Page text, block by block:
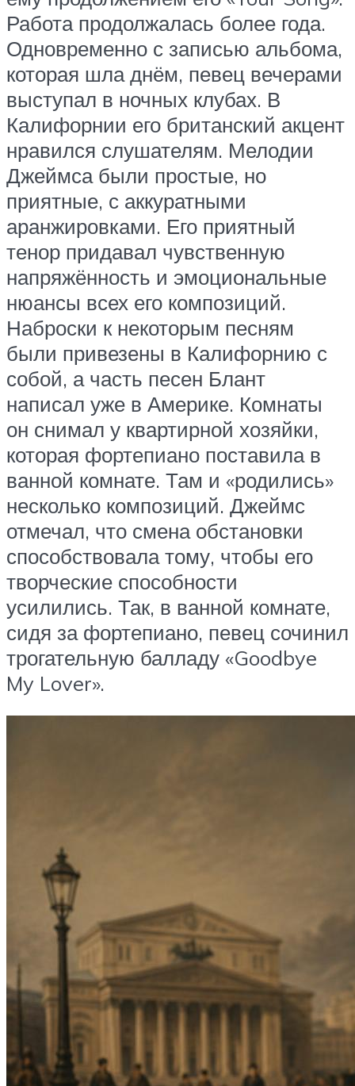
Работа продолжалась более года.
Одновременно с записью альбома,
которая шла днём, певец вечерами
выступал в ночных клубах. В
Калифорнии его британский акцент
нравился слушателям. Мелодии
Джеймса были простые, но
приятные, с аккуратными
аранжировками. Его приятный
тенор придавал чувственную
напряжённость и эмоциональные
нюансы всех его композиций.
Наброски к некоторым песням
были привезены в Калифорнию с
собой, а часть песен Блант
написал уже в Америке. Комнаты
он снимал у квартирной хозяйки,
которая фортепиано поставила в
ванной комнате. Там и «родились»
несколько композиций. Джеймс
отмечал, что смена обстановки
способствовала тому, чтобы его
творческие способности
усилились. Так, в ванной комнате,
сидя за фортепиано, певец сочинил
трогательную балладу «Goodbye
My Lover».